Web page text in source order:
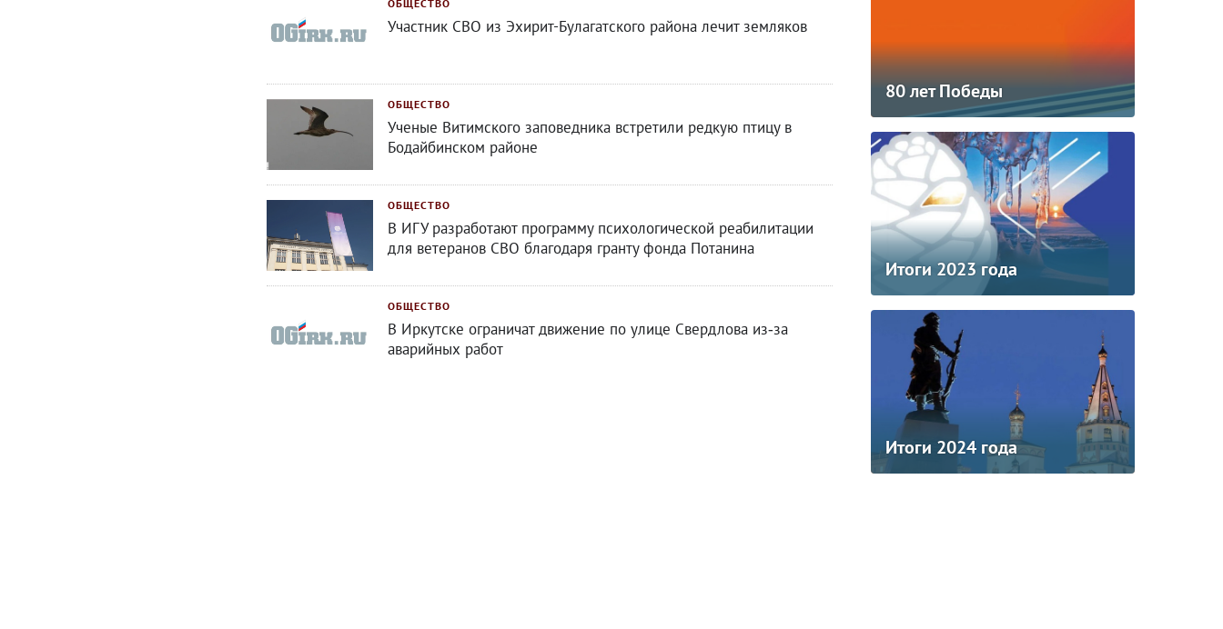
ОБЩЕСТВО
Участник СВО из Эхирит-Булагатского района лечит земляков
ОБЩЕСТВО
Ученые Витимского заповедника встретили редкую птицу в
Бодайбинском районе
ОБЩЕСТВО
В ИГУ разработают программу психологической реабилитации
для ветеранов СВО благодаря гранту фонда Потанина
ОБЩЕСТВО
В Иркутске ограничат движение по улице Свердлова из‑за
аварийных работ
80 лет Победы
Итоги 2023 года
Итоги 2024 года